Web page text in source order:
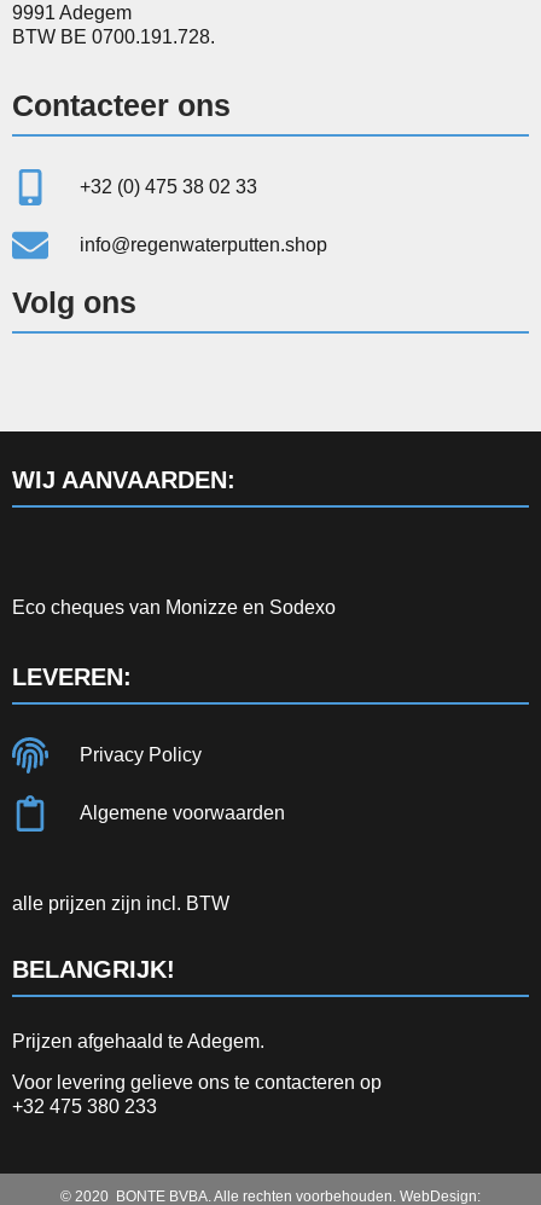
9991 Adegem
BTW BE 0700.191.728.
Contacteer ons
+32 (0) 475 38 02 33
info@regenwaterputten.shop
Volg ons
WIJ AANVAARDEN:
Eco cheques van Monizze en Sodexo
LEVEREN:
Privacy Policy
Algemene voorwaarden
alle prijzen zijn incl. BTW
BELANGRIJK!
Prijzen afgehaald te Adegem.
Voor levering gelieve ons te contacteren op
+32 475 380 233
© 2020 BONTE BVBA. Alle rechten voorbehouden. WebDesign: